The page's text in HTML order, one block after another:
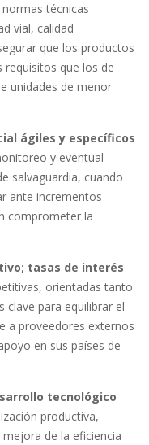
técnicas
vial, calidad
que los productos
que los de
unidades de menor
ágiles y específicos
y eventual
salvaguardia, cuando
ante incrementos
comprometer la
tasas de interés
orientadas tanto
para equilibrar el
a proveedores externos
en sus países de
tecnológico
productiva,
de la eficiencia